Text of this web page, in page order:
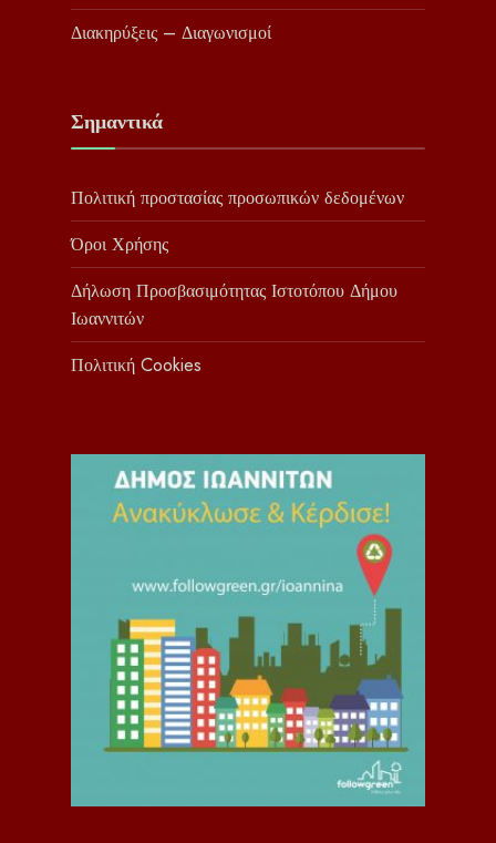
Διακηρύξεις – Διαγωνισμοί
Σημαντικά
Πολιτική προστασίας προσωπικών δεδομένων
Όροι Χρήσης
Δήλωση Προσβασιμότητας Ιστοτόπου Δήμου
Ιωαννιτών
Πολιτική Cookies